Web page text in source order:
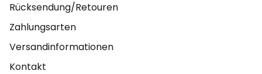
Rücksendung/Retouren
Zahlungsarten
Versandinformationen
Kontakt